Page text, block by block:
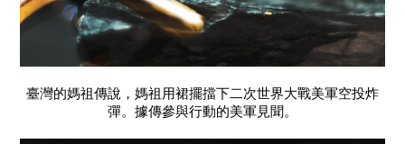
臺灣的媽祖傳說，媽祖用裙擺擋下二次世界大戰美軍空投炸
彈。據傳參與行動的美軍見聞。